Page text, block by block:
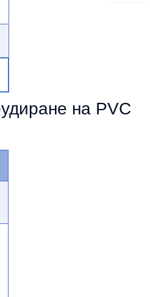
на PVC